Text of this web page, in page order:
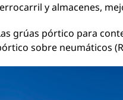
y almacenes,
grúas pórtico para
sobre neumáticos